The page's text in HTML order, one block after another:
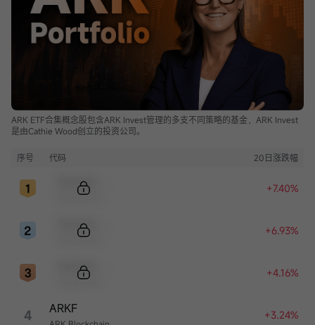
ARK ETF合集概念股包含ARK Invest管理的多支不同策略的基金，ARK Invest
是由Cathie Wood创立的投资公司。
序号 代码 20日涨跌幅
+7.40%
+6.93%
+4.16%
4 ARKF +3.24%